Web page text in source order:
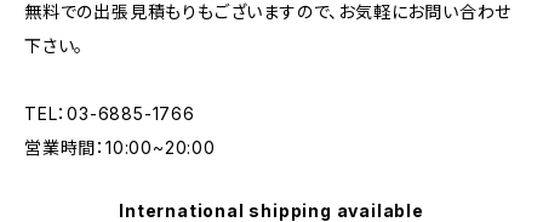
無料での出張見積もりもございますので、お気軽にお問い合わせ
下さい。
TEL：03-6885-1766
営業時間：10:00~20:00
International shipping available